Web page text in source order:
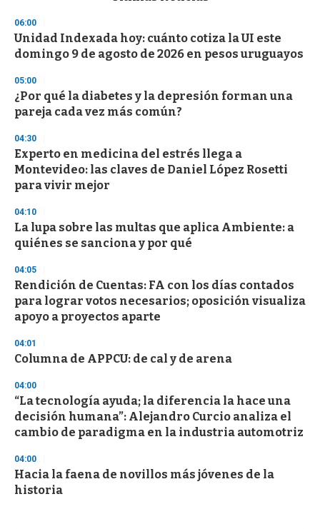
d
s
o
f
3
s
e
c
n
d
s
06:00
Unidad Indexada hoy: cuánto cotiza la UI este
domingo 9 de agosto de 2026 en pesos uruguayos
05:00
¿Por qué la diabetes y la depresión forman una
pareja cada vez más común?
04:30
Experto en medicina del estrés llega a
Montevideo: las claves de Daniel López Rosetti
para vivir mejor
04:10
La lupa sobre las multas que aplica Ambiente: a
quiénes se sanciona y por qué
04:05
Rendición de Cuentas: FA con los días contados
para lograr votos necesarios; oposición visualiza
apoyo a proyectos aparte
04:01
Columna de APPCU: de cal y de arena
04:00
“La tecnología ayuda; la diferencia la hace una
decisión humana”: Alejandro Curcio analiza el
cambio de paradigma en la industria automotriz
04:00
Hacia la faena de novillos más jóvenes de la
historia